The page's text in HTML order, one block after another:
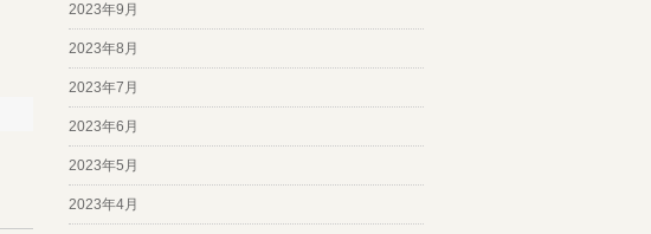
2023年9月
2023年8月
2023年7月
2023年6月
2023年5月
2023年4月